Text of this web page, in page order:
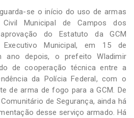
se o início do uso de armas
Municipal de Campos dos
do Estatuto da GCM
Municipal, em 15 de
ano depois, o prefeito Wladimir
de cooperação técnica entre a
da Polícia Federal, com o
de arma de fogo para a GCM. De
de Segurança, ainda há
desse serviço armado. Há